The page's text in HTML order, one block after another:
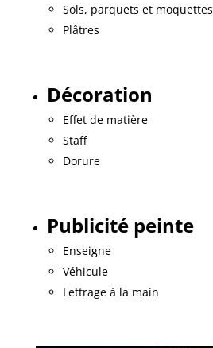
Sols, parquets et moquettes
Plâtres
Décoration
Effet de matière
Staff
Dorure
Publicité peinte
Enseigne
Véhicule
Lettrage à la main